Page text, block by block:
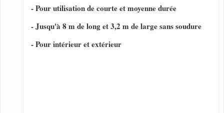
- Pour utilisation de courte et moyenne durée
- Jusqu'à 8 m de long et 3,2 m de large sans soudure
- Pour intérieur et extérieur